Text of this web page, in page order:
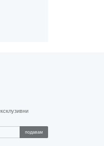
подавам